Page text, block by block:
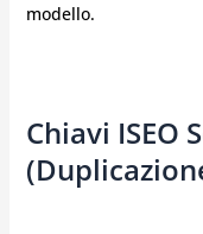
modello.
Chiavi ISEO